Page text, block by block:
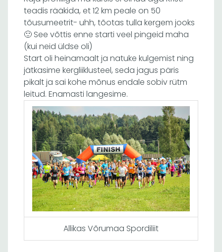
teadis rääkida, et 12 km peale on 50
tõusumeetrit- uhh, tõotas tulla kergem jooks
🙂 See võttis enne starti veel pingeid maha
(kui neid üldse oli)
Start oli heinamaalt ja natuke kulgemist ning
jätkasime kergliiklusteel, seda jagus päris
pikalt ja sai kohe mõnus endale sobiv rütm
leitud. Enamasti langesime.
Allikas Võrumaa Spordiliit